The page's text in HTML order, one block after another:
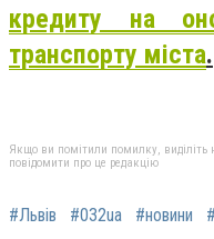
кредиту на
транспорту міста.
Якщо ви помітили помилку, виділіть
повідомити про це редакцію
#Львів #032ua #новини